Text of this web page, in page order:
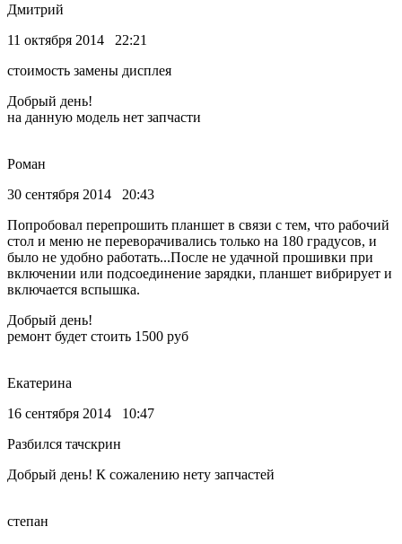
Дмитрий
11 октября 2014 22:21
стоимость замены дисплея
Добрый день!
на данную модель нет запчасти
Роман
30 сентября 2014 20:43
Попробовал перепрошить планшет в связи с тем, что рабочий
стол и меню не переворачивались только на 180 градусов, и
было не удобно работать...После не удачной прошивки при
включении или подсоединение зарядки, планшет вибрирует и
включается вспышка.
Добрый день!
ремонт будет стоить 1500 руб
Екатерина
16 сентября 2014 10:47
Разбился тачскрин
Добрый день! К сожалению нету запчастей
степан